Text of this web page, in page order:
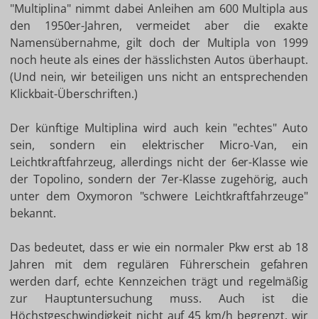
"Multiplina" nimmt dabei Anleihen am 600 Multipla aus
den 1950er-Jahren, vermeidet aber die exakte
Namensübernahme, gilt doch der Multipla von 1999
noch heute als eines der hässlichsten Autos überhaupt.
(Und nein, wir beteiligen uns nicht an entsprechenden
Klickbait-Überschriften.)
Der künftige Multiplina wird auch kein "echtes" Auto
sein, sondern ein elektrischer Micro-Van, ein
Leichtkraftfahrzeug, allerdings nicht der 6er-Klasse wie
der Topolino, sondern der 7er-Klasse zugehörig, auch
unter dem Oxymoron "schwere Leichtkraftfahrzeuge"
bekannt.
Das bedeutet, dass er wie ein normaler Pkw erst ab 18
Jahren mit dem regulären Führerschein gefahren
werden darf, echte Kennzeichen trägt und regelmäßig
zur Hauptuntersuchung muss. Auch ist die
Höchstgeschwindigkeit nicht auf 45 km/h begrenzt, wir